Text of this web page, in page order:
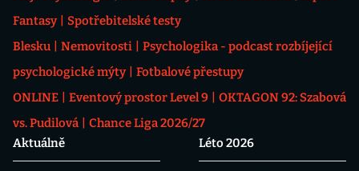
Fantasy
Spotřebitelské testy
Blesku
Nemovitosti
Psychologika - podcast rozbíjející
psychologické mýty
Fotbalové přestupy
ONLINE
Eventový prostor Level 9
OKTAGON 92: Szabová
vs. Pudilová
Chance Liga 2026/27
Aktuálně
Léto 2026